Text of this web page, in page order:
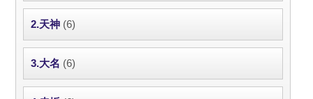
2.天神 (6)
3.大名 (6)